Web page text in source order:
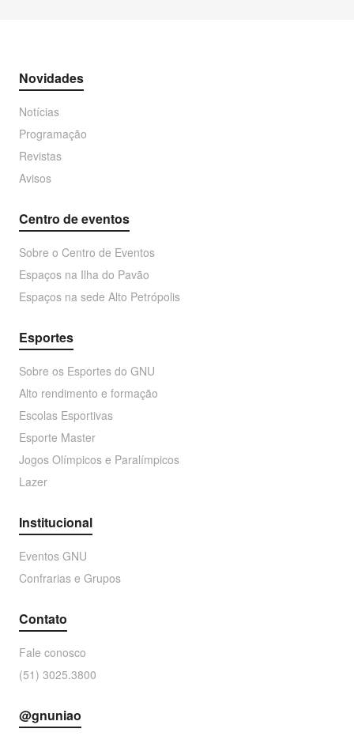
Novidades
Notícias
Programação
Revistas
Avisos
Centro de eventos
Sobre o Centro de Eventos
Espaços na Ilha do Pavão
Espaços na sede Alto Petrópolis
Esportes
Sobre os Esportes do GNU
Alto rendimento e formação
Escolas Esportivas
Esporte Master
Jogos Olímpicos e Paralímpicos
Lazer
Institucional
Eventos GNU
Confrarias e Grupos
Contato
Fale conosco
(51) 3025.3800
@gnuniao